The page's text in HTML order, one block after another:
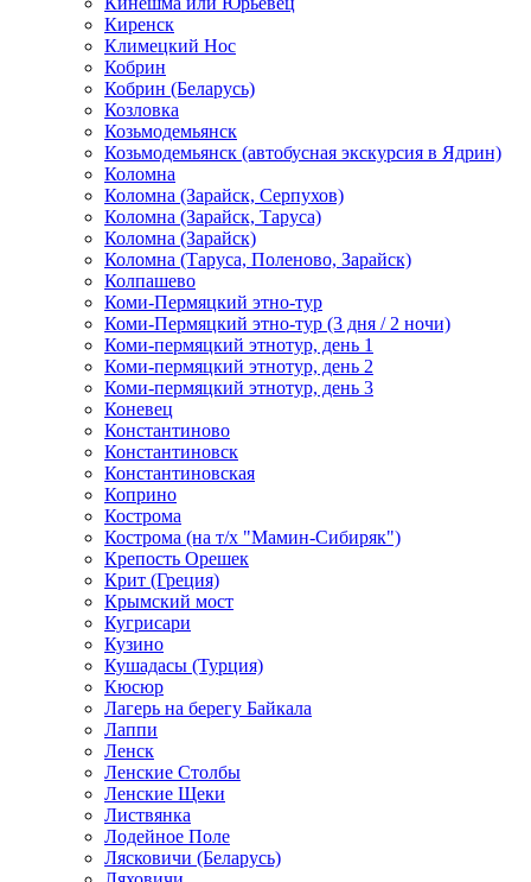
Киренск
Климецкий Нос
Кобрин
Кобрин (Беларусь)
Козловка
Козьмодемьянск
Козьмодемьянск (автобусная экскурсия в Ядрин)
Коломна
Коломна (Зарайск, Серпухов)
Коломна (Зарайск, Таруса)
Коломна (Зарайск)
Коломна (Таруса, Поленово, Зарайск)
Колпашево
Коми-Пермяцкий этно-тур
Коми-Пермяцкий этно-тур (3 дня / 2 ночи)
Коми-пермяцкий этнотур, день 1
Коми-пермяцкий этнотур, день 2
Коми-пермяцкий этнотур, день 3
Коневец
Константиново
Константиновск
Константиновская
Коприно
Кострома
Кострома (на т/х "Мамин-Сибиряк")
Крепость Орешек
Крит (Греция)
Крымский мост
Кугрисари
Кузино
Кушадасы (Турция)
Кюсюр
Лагерь на берегу Байкала
Лаппи
Ленск
Ленские Столбы
Ленские Щеки
Листвянка
Лодейное Поле
Лясковичи (Беларусь)